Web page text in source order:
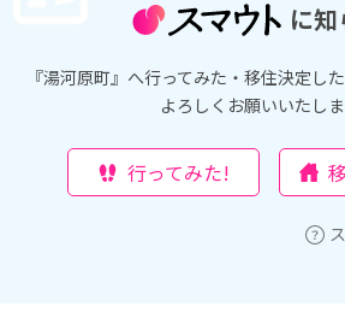
に
『湯河原町』へ行ってみた・移住決定し
よろしくお願いいたしま
行ってみた!